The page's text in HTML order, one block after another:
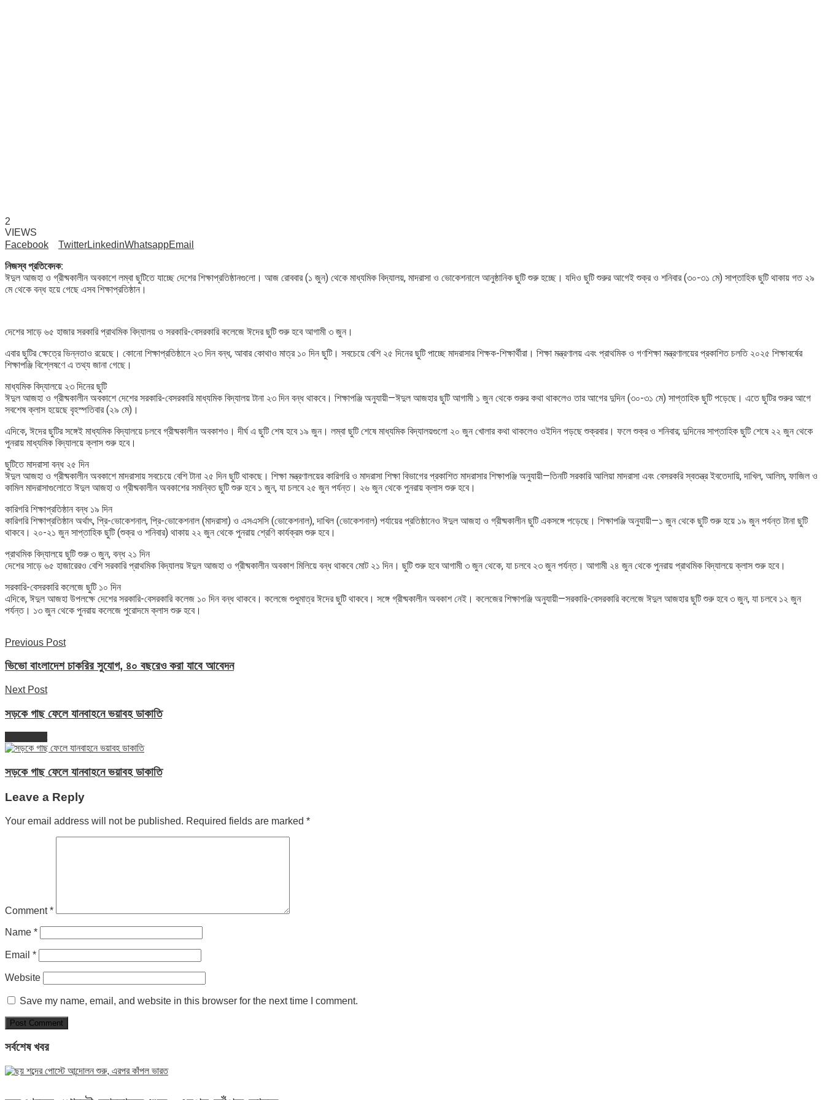
2
VIEWS
Facebook
TwitterLinkedinWhatsappEmail
নিজস্ব প্রতিবেদক:
ঈদুল আজহা ও গ্রীষ্মকালীন অবকাশে লম্বা ছুটিতে যাচ্ছে দেশের শিক্ষাপ্রতিষ্ঠানগুলো। আজ রোববার (১ জুন) থেকে মাধ্যমিক বিদ্যালয়, মাদরাসা ও ভোকেশনালে আনুষ্ঠানিক ছুটি শুরু হচ্ছে। যদিও ছুটি শুরুর আগেই শুক্র ও শনিবার (৩০-৩১ মে) সাপ্তাহিক ছুটি থাকায় গত ২৯
মে থেকে বন্ধ হয়ে গেছে এসব শিক্ষাপ্রতিষ্ঠান।
দেশের সাড়ে ৬৫ হাজার সরকারি প্রাথমিক বিদ্যালয় ও সরকারি-বেসরকারি কলেজে ঈদের ছুটি শুরু হবে আগামী ৩ জুন।
এবার ছুটির ক্ষেত্রে ভিন্নতাও রয়েছে। কোনো শিক্ষাপ্রতিষ্ঠানে ২৩ দিন বন্ধ, আবার কোথাও মাত্র ১০ দিন ছুটি। সবচেয়ে বেশি ২৫ দিনের ছুটি পাচ্ছে মাদরাসার শিক্ষক-শিক্ষার্থীরা। শিক্ষা মন্ত্রণালয় এবং প্রাথমিক ও গণশিক্ষা মন্ত্রণালয়ের প্রকাশিত চলতি ২০২৫ শিক্ষাবর্ষের
শিক্ষাপঞ্জি বিশ্লেষণে এ তথ্য জানা গেছে।
মাধ্যমিক বিদ্যালয়ে ২৩ দিনের ছুটি
ঈদুল আজহা ও গ্রীষ্মকালীন অবকাশে দেশের সরকারি-বেসরকারি মাধ্যমিক বিদ্যালয় টানা ২৩ দিন বন্ধ থাকবে। শিক্ষাপঞ্জি অনুযায়ী—ঈদুল আজহার ছুটি আগামী ১ জুন থেকে শুরুর কথা থাকলেও তার আগের দুদিন (৩০-৩১ মে) সাপ্তাহিক ছুটি পড়েছে। এতে ছুটির শুরুর আগে
সবশেষ ক্লাস হয়েছে বৃহস্পতিবার (২৯ মে)।
এদিকে, ঈদের ছুটির সঙ্গেই মাধ্যমিক বিদ্যালয়ে চলবে গ্রীষ্মকালীন অবকাশও। দীর্ঘ এ ছুটি শেষ হবে ১৯ জুন। লম্বা ছুটি শেষে মাধ্যমিক বিদ্যালয়গুলো ২০ জুন খোলার কথা থাকলেও ওইদিন পড়ছে শুক্রবার। ফলে শুক্র ও শনিবার; দুদিনের সাপ্তাহিক ছুটি শেষে ২২ জুন থেকে
পুনরায় মাধ্যমিক বিদ্যালয়ে ক্লাস শুরু হবে।
ছুটিতে মাদরাসা বন্ধ ২৫ দিন
ঈদুল আজহা ও গ্রীষ্মকালীন অবকাশে মাদরাসায় সবচেয়ে বেশি টানা ২৫ দিন ছুটি থাকছে। শিক্ষা মন্ত্রণালয়ের কারিগরি ও মাদরাসা শিক্ষা বিভাগের প্রকাশিত মাদরাসার শিক্ষাপঞ্জি অনুযায়ী—তিনটি সরকারি আলিয়া মাদরাসা এবং বেসরকরি স্বতন্ত্র ইবতেদায়ি, দাখিল, আলিম, ফাজিল ও
কামিল মাদরাসাগুলোতে ঈদুল আজহা ও গ্রীষ্মকালীন অবকাশের সমন্বিত ছুটি শুরু হবে ১ জুন, যা চলবে ২৫ জুন পর্যন্ত। ২৬ জুন থেকে পুনরায় ক্লাস শুরু হবে।
কারিগরি শিক্ষাপ্রতিষ্ঠান বন্ধ ১৯ দিন
কারিগরি শিক্ষাপ্রতিষ্ঠান অর্থাৎ, প্রি-ভোকেশনাল, প্রি-ভোকেশনাল (মাদরাসা) ও এসএসসি (ভোকেশনাল), দাখিল (ভোকেশনাল) পর্যায়ের প্রতিষ্ঠানেও ঈদুল আজহা ও গ্রীষ্মকালীন ছুটি একসঙ্গে পড়েছে। শিক্ষাপঞ্জি অনুযায়ী—১ জুন থেকে ছুটি শুরু হয়ে ১৯ জুন পর্যন্ত টানা ছুটি
থাকবে। ২০-২১ জুন সাপ্তাহিক ছুটি (শুক্র ও শনিবার) থাকায় ২২ জুন থেকে পুনরায় শ্রেণি কার্যক্রম শুরু হবে।
প্রাথমিক বিদ্যালয়ে ছুটি শুরু ৩ জুন, বন্ধ ২১ দিন
দেশের সাড়ে ৬৫ হাজারেরও বেশি সরকারি প্রাথমিক বিদ্যালয় ঈদুল আজহা ও গ্রীষ্মকালীন অবকাশ মিলিয়ে বন্ধ থাকবে মোট ২১ দিন। ছুটি শুরু হবে আগামী ৩ জুন থেকে, যা চলবে ২৩ জুন পর্যন্ত। আগামী ২৪ জুন থেকে পুনরায় প্রাথমিক বিদ্যালয়ে ক্লাস শুরু হবে।
সরকারি-বেসরকারি কলেজে ছুটি ১০ দিন
এদিকে, ঈদুল আজহা উপলক্ষে দেশের সরকারি-বেসরকারি কলেজ ১০ দিন বন্ধ থাকবে। কলেজে শুধুমাত্র ঈদের ছুটি থাকবে। সঙ্গে গ্রীষ্মকালীন অবকাশ নেই। কলেজের শিক্ষাপঞ্জি অনুযায়ী—সরকারি-বেসরকারি কলেজে ঈদুল আজহার ছুটি শুরু হবে ৩ জুন, যা চলবে ১২ জুন
পর্যন্ত। ১৩ জুন থেকে পুনরায় কলেজে পুরোদমে ক্লাস শুরু হবে।
Previous Post
ভিভো বাংলাদেশ চাকরির সুযোগ, ৪০ বছরেও করা যাবে আবেদন
Next Post
সড়কে গাছ ফেলে যানবাহনে ভয়াবহ ডাকাতি
সড়কে গাছ ফেলে যানবাহনে ভয়াবহ ডাকাতি
Leave a Reply
Your email address will not be published. Required fields are marked *
Comment*
Name *
Email *
Website
Save my name, email, and website in this browser for the next time I comment.
সর্বশেষ খবর